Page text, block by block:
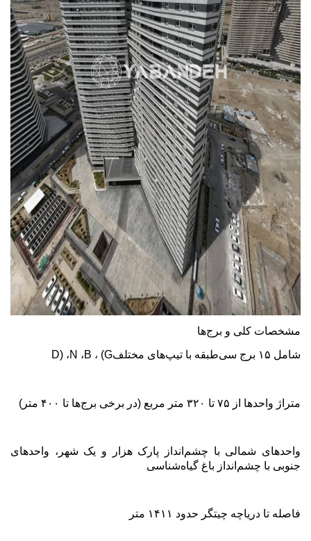
مشخصات کلی و برج‌ها
شامل ۱۵ برج سی‌طبقه با تیپ‌های مختلف (G ، B، N، D)
متراژ واحدها از ۷۵ تا ۳۲۰ متر مربع (در برخی برج‌ها تا ۴۰۰ متر)
واحدهای شمالی با چشم‌انداز پارک هزار و یک شهر، واحدهای
جنوبی با چشم‌انداز باغ گیاه‌شناسی
فاصله تا دریاچه چیتگر حدود ۱۴۱۱ متر